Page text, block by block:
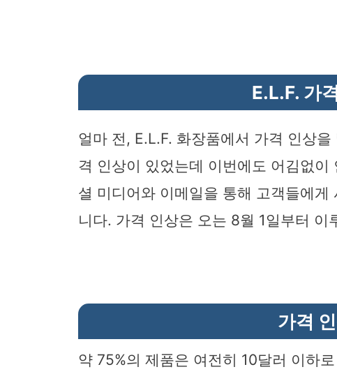
E.L.F. 가
얼마 전, E.L.F. 화장품에서 가격 인상
격 인상이 있었는데 이번에도 어김없
셜 미디어와 이메일을 통해 고객들에
니다. 가격 인상은 오는 8월 1일부터
가격
약 75%의 제품은 여전히 10달러 이하